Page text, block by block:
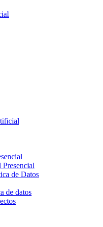
de Datos
de datos